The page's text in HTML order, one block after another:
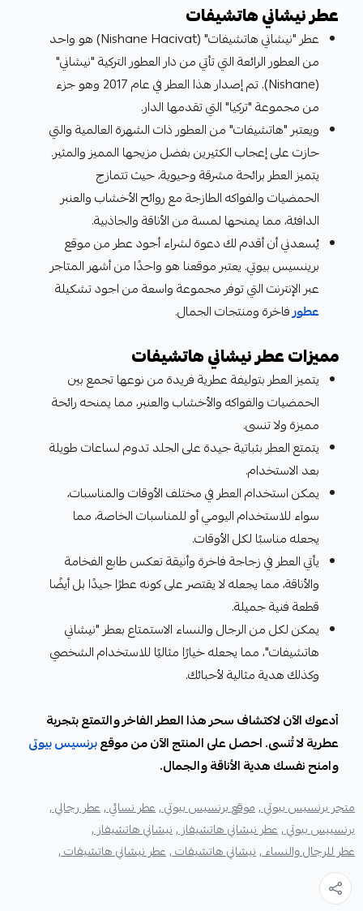
عطر نيشاني هاتشيفات
عطر "نيشاني هاتشيفات" (Nishane Hacivat) هو واحد
من العطور الرائعة التي تأتي من دار العطور التركية "نيشاني"
(Nishane). تم إصدار هذا العطر في عام 2017 وهو جزء
من مجموعة "تركيا" التي تقدمها الدار.
ويعتبر "هاتشيفات" من العطور ذات الشهرة العالمية والتي
حازت على إعجاب الكثيرين بفضل مزيجها المميز والمثير.
يتميز العطر برائحة مشرقة وحيوية، حيث تتمازج
الحمضيات والفواكه الطازجة مع روائح الأخشاب والعنبر
الدافئة، مما يمنحها لمسة من الأناقة والجاذبية.
يُسعدني أن أقدم لك دعوة لشراء أجود عطر من موقع
برينسيس بيوتي. يعتبر موقعنا هو واحدًا من أشهر المتاجر
عبر الإنترنت التي توفر مجموعة واسعة من اجود تشكيلة
عطورفاخرة ومنتجات الجمال.
مميزات عطر نيشاني هاتشيفات
يتميز العطر بتوليفة عطرية فريدة من نوعها تجمع بين
الحمضيات والفواكه والأخشاب والعنبر، مما يمنحه رائحة
مميزة ولا تنسى.
يتمتع العطر بثباتية جيدة على الجلد تدوم لساعات طويلة
بعد الاستخدام.
يمكن استخدام العطر في مختلف الأوقات والمناسبات،
سواء للاستخدام اليومي أو للمناسبات الخاصة، مما
يجعله مناسبًا لكل الأوقات.
يأتي العطر في زجاجة فاخرة وأنيقة تعكس طابع الفخامة
والأناقة، مما يجعله لا يقتصر على كونه عطرًا جيدًا بل أيضًا
قطعة فنية جميلة.
يمكن لكل من الرجال والنساء الاستمتاع بعطر "نيشاني
هاتشيفات"، مما يجعله خيارًا مثاليًا للاستخدام الشخصي
وكذلك هدية مثالية لأحبائك.
أدعوك الآن لاكتشاف سحر هذا العطر الفاخر والتمتع بتجربة
عطرية لا تُنسى. احصل على المنتج الآن من موقعبرنسيس بيوتى
وامنح نفسك هدية الأناقة والجمال.
متجر برنسيس بيوتي ,موقع برنسيس بيوتي ,عطر نسائي ,عطر رجالي ,
برنسييس بيوتي ,عطر نيشاني هاتشيفاز ,نيشاني هاتشيفاز ,
عطر للرجال والنساء ,نيشاني هاتشيفات ,عطر نيشاني هاتشيفات ,